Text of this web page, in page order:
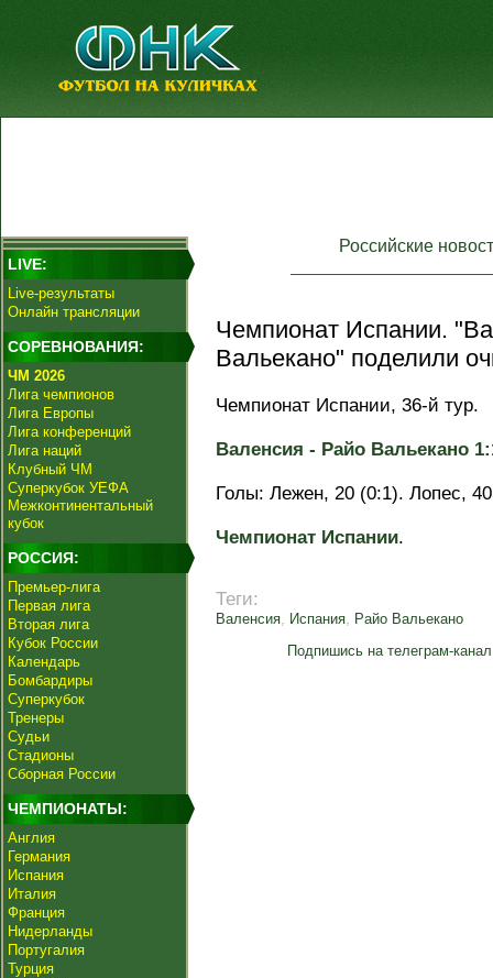
LIVE:
Live-результаты
Онлайн трансляции
СОРЕВНОВАНИЯ:
ЧМ 2026
Лига чемпионов
Лига Европы
Лига конференций
Лига наций
Клубный ЧМ
Суперкубок УЕФА
Межконтинентальный
кубок
РОССИЯ:
Премьер-лига
Первая лига
Вторая лига
Кубок России
Календарь
Бомбардиры
Суперкубок
Тренеры
Судьи
Стадионы
Сборная России
ЧЕМПИОНАТЫ:
Англия
Германия
Испания
Италия
Франция
Нидерланды
Португалия
Турция
Российские
Чемпионат Испании.
Вальекано" поделили
Чемпионат Испании, 36-й тур.
Валенсия - Райо Вальекано
Голы: Лежен, 20 (0:1). Лопес,
Чемпионат Испании.
Теги:
Валенсия, Испания, Райо Вальекано
Подпишись на телеграм-